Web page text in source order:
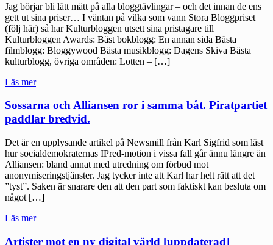
Jag börjar bli lätt mätt på alla bloggtävlingar – och det innan de ens
gett ut sina priser… I väntan på vilka som vann Stora Bloggpriset
(följ här) så har Kulturbloggen utsett sina pristagare till
Kulturbloggen Awards: Bäst bokblogg: En annan sida Bästa
filmblogg: Bloggywood Bästa musikblogg: Dagens Skiva Bästa
kulturblogg, övriga områden: Lotten – […]
Läs mer"And
winner
is…
(part
Sossarna och Alliansen ror i samma båt. Piratpartiet
paddlar bredvid.
Det är en upplysande artikel på Newsmill från Karl Sigfrid som läst
hur socialdemokraternas IPred-motion i vissa fall går ännu längre än
Alliansen: bland annat med utredning om förbud mot
anonymiseringstjänster. Jag tycker inte att Karl har helt rätt att det
”tyst”. Saken är snarare den att den part som faktiskt kan besluta om
något […]
Läs mer"Sossarna
Alliansen
Artister mot en ny digital värld [uppdaterad]